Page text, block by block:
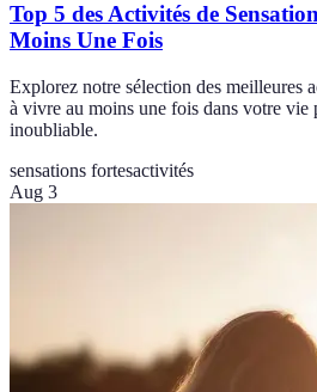
Top 5 des Activités de
Moins Une Fois
Explorez notre sélection des meilleures
à vivre au moins une fois dans votre vie
inoubliable.
sensations fortesactivités
Aug 3